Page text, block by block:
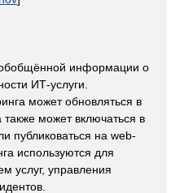
информации о
ИТ-услуги.
может обновляться в
может включаться в
публиковаться на web-
используются для
услуг, управления